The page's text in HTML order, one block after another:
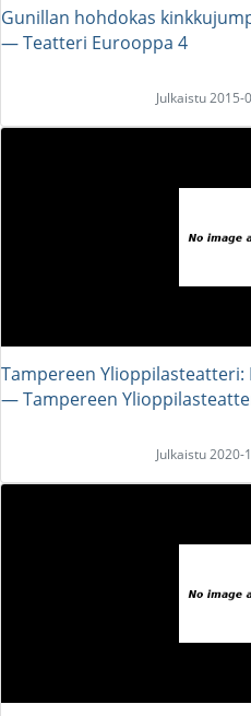
Gunillan hohdokas
― Teatteri Eurooppa 4
Julkaistu
Tampereen Ylioppilasteatteri:
― Tampereen
Julkaistu